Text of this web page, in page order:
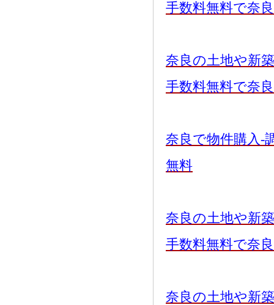
手数料無料で奈
奈良の土地や新
手数料無料で奈
奈良で物件購入-
無料
奈良の土地や新
手数料無料で奈
奈良の土地や新